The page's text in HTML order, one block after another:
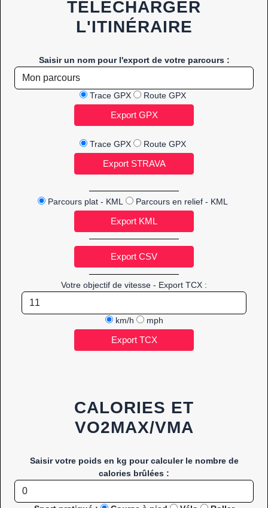
TÉLÉCHARGER
L'ITINÉRAIRE
Saisir un nom pour l'export de votre parcours :
Trace GPX Route GPX
Trace GPX Route GPX
Parcours plat - KML Parcours en relief - KML
Votre objectif de vitesse - Export TCX :
km/h mph
CALORIES ET
VO2MAX/VMA
Saisir votre poids en kg pour calculer le nombre de
calories brûlées :